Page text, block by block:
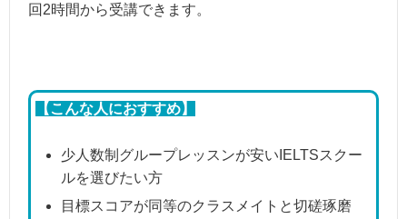
回2時間から受講できます。
【こんな人におすすめ】
少人数制グループレッスンが安いIELTSスクー
ルを選びたい方
目標スコアが同等のクラスメイトと切磋琢磨